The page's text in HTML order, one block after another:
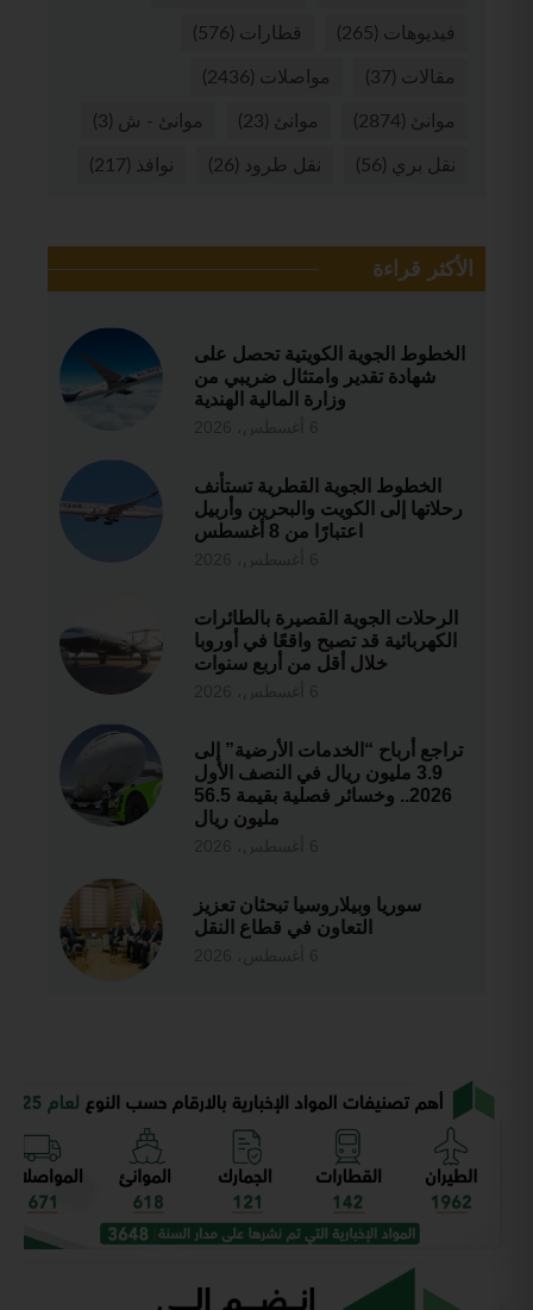
فيديوهات (265) قطارات (576)
مقالات (37) مواصلات (2436)
موانئ (2874) موانئ (23) موانئ - ش (3)
نقل بري (56) نقل طرود (26) نوافذ (217)
الأكثر قراءة
الخطوط الجوية الكويتية تحصل على
شهادة تقدير وامتثال ضريبي من
وزارة المالية الهندية
الخطوط الجوية القطرية تستأنف
رحلاتها إلى الكويت والبحرين وأربيل
اعتبارًا من 8 أغسطس
الرحلات الجوية القصيرة بالطائرات
الكهربائية قد تصبح واقعًا في أوروبا
خلال أقل من أربع سنوات
تراجع أرباح “الخدمات الأرضية” إلى
3.9 مليون ريال في النصف الأول
2026.. وخسائر فصلية بقيمة 56.5
مليون ريال
سوريا وبيلاروسيا تبحثان تعزيز
التعاون في قطاع النقل